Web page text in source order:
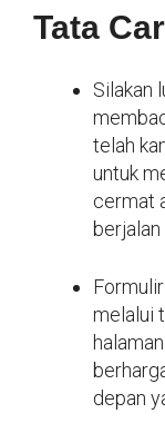
Tata
Silakan
telah
untuk
cermat
melalui
depan